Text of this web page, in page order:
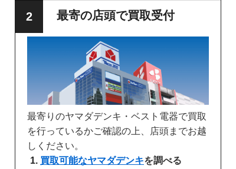
最寄の店頭で買取受付
最寄りのヤマダデンキ・ベスト電器で買取
を行っているかご確認の上、店頭までお越
しください。
買取可能なヤマダデンキを調べる